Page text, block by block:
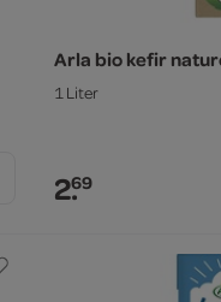
Arla bio kefir
1 Liter
2.69